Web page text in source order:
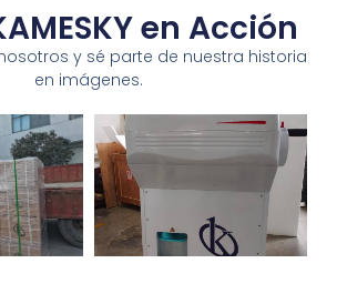
en Acción
y sé parte de nuestra historia
en imágenes.